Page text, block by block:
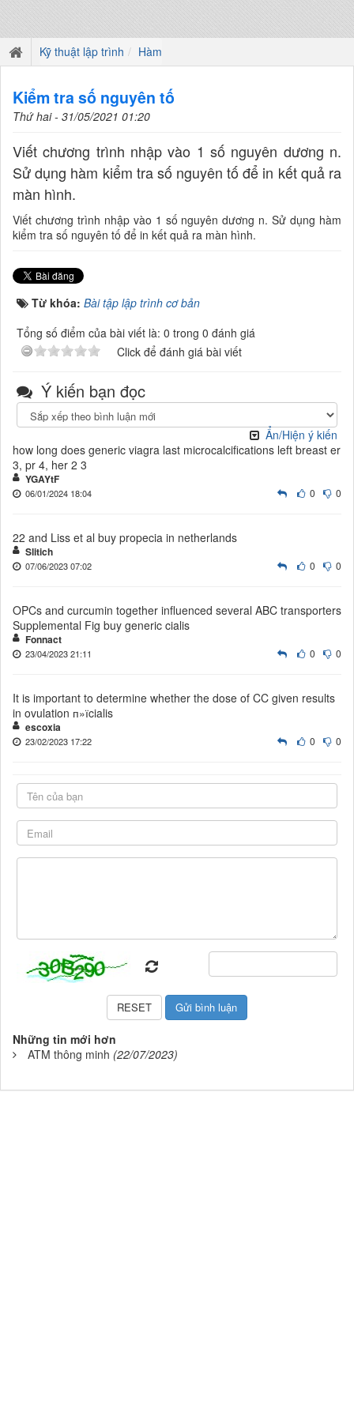
Kỹ thuật lập trình Hàm
Kiểm tra số nguyên tố
Thứ hai - 31/05/2021 01:20
Viết chương trình nhập vào 1 số nguyên dương n.
Sử dụng hàm kiểm tra số nguyên tố để in kết quả ra
màn hình.
Viết chương trình nhập vào 1 số nguyên dương n. Sử dụng hàm
kiểm tra số nguyên tố để in kết quả ra màn hình.
Từ khóa: Bài tập lập trình cơ bản
Tổng số điểm của bài viết là: 0 trong 0 đánh giá
Click để đánh giá bài viết
Ý kiến bạn đọc
Ẩn/Hiện ý kiến
how long does generic viagra last microcalcifications left breast er
3, pr 4, her 2 3
YGAYtF
0 0
06/01/2024 18:04
22 and Liss et al buy propecia in netherlands
Slitich
0 0
07/06/2023 07:02
OPCs and curcumin together influenced several ABC transporters
Supplemental Fig buy generic cialis
Fonnact
0 0
23/04/2023 21:11
It is important to determine whether the dose of CC given results
in ovulation п»їcialis
escoxia
0 0
23/02/2023 17:22
Những tin mới hơn
ATM thông minh (22/07/2023)